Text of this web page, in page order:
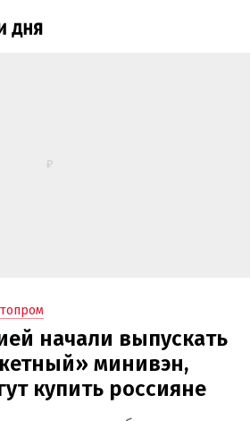
начали выпускать
минивэн,
купить россияне